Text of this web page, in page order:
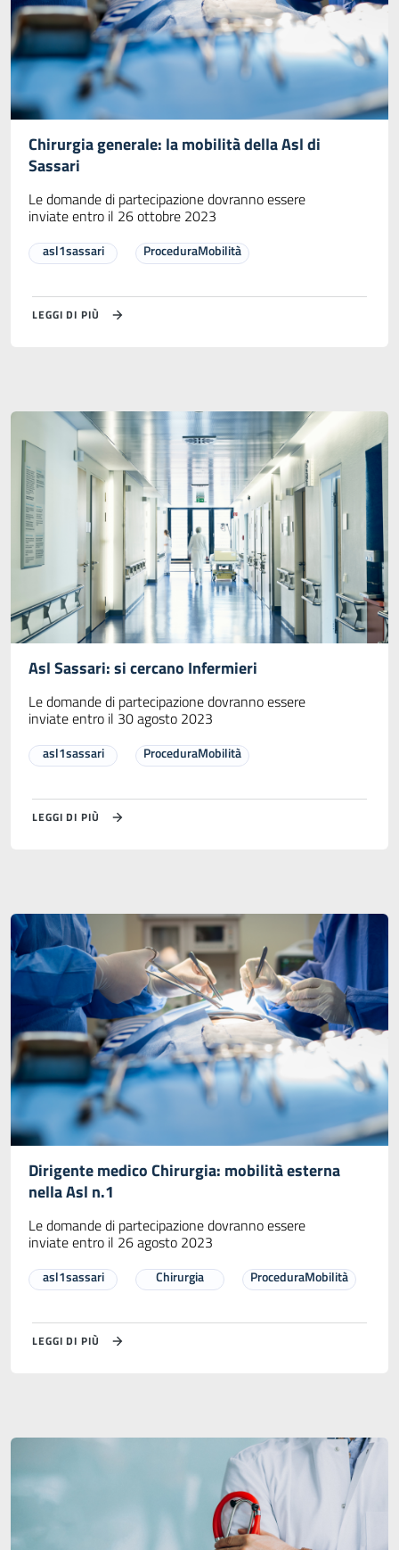
Chirurgia generale: la mobilità della Asl di
Sassari
Le domande di partecipazione dovranno essere
inviate entro il 26 ottobre 2023
asl1sassari ProceduraMobilità
LEGGI DI PIÙ
Asl Sassari: si cercano Infermieri
Le domande di partecipazione dovranno essere
inviate entro il 30 agosto 2023
asl1sassari ProceduraMobilità
LEGGI DI PIÙ
Dirigente medico Chirurgia: mobilità esterna
nella Asl n.1
Le domande di partecipazione dovranno essere
inviate entro il 26 agosto 2023
asl1sassari Chirurgia ProceduraMobilità
LEGGI DI PIÙ